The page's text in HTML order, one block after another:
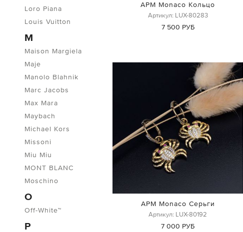
Loro Piana
Louis Vuitton
M
Maison Margiela
Maje
Manolo Blahnik
Marc Jacobs
Max Mara
Maybach
Michael Kors
Missoni
Miu Miu
MONT BLANC
Moschino
O
Off-White™
P
APM Monaco Кольцо
Артикул: LUX-80283
7 500 РУБ
APM Monaco Серьги
Артикул: LUX-80192
7 000 РУБ